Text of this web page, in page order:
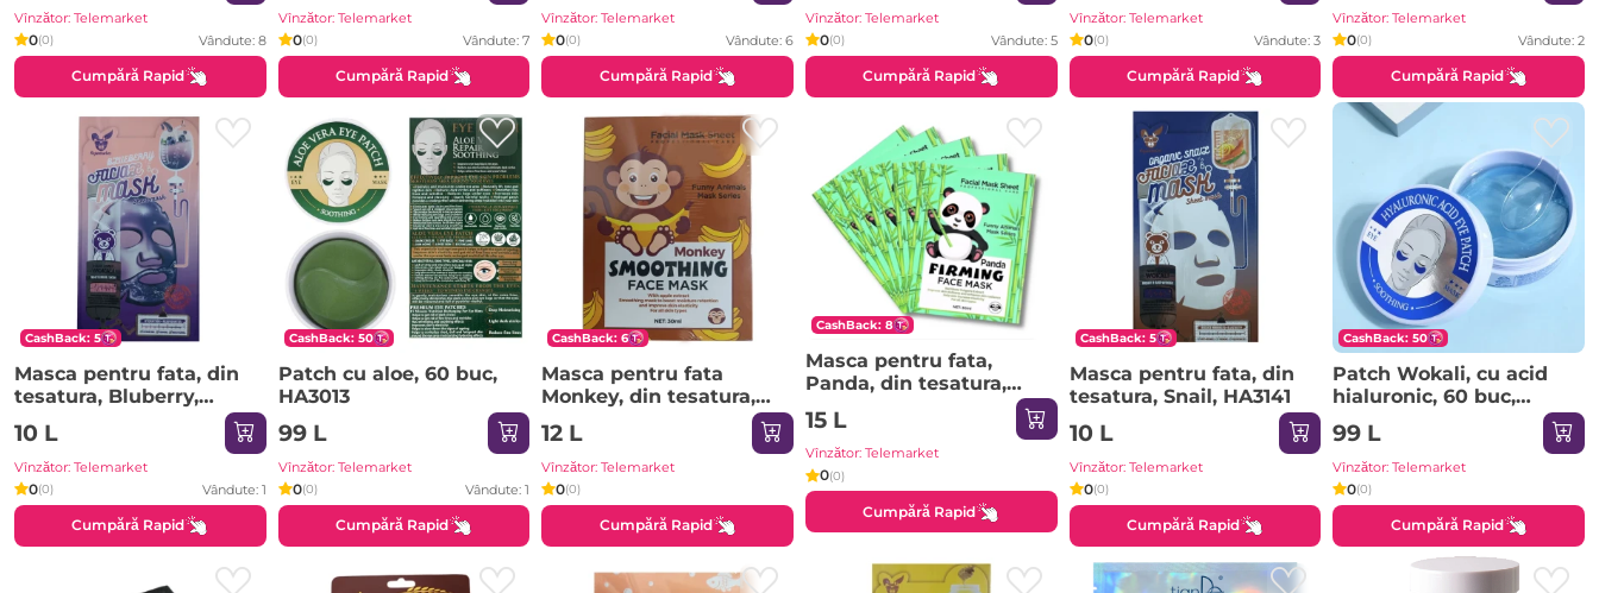
Vînzător: Telemarket
0(0) Vândute: 8
Cumpără Rapid
Vînzător: Telemarket
0(0) Vândute: 7
Cumpără Rapid
Vînzător: Telemarket
0(0) Vândute: 6
Cumpără Rapid
Vînzător: Telemarket
0(0) Vândute: 5
Cumpără Rapid
Vînzător: Telemarket
0(0) Vândute: 3
Cumpără Rapid
Vînzător: Telemarket
0(0) Vândute: 2
Cumpără Rapid
CashBack: 5
Masca pentru fata, din
tesatura, Bluberry,
HA3137
10 L
Vînzător: Telemarket
0(0) Vândute: 1
Cumpără Rapid
CashBack: 50
Patch cu aloe, 60 buc,
HA3013
99 L
Vînzător: Telemarket
0(0) Vândute: 1
Cumpără Rapid
CashBack: 6
Masca pentru fata
Monkey, din tesatura,
fortifianta, HA3039
12 L
Vînzător: Telemarket
0(0)
Cumpără Rapid
CashBack: 8
Masca pentru fata,
Panda, din tesatura,
intarire, HA3041
15 L
Vînzător: Telemarket
0(0)
Cumpără Rapid
CashBack: 5
Masca pentru fata, din
tesatura, Snail, HA3141
10 L
Vînzător: Telemarket
0(0)
Cumpără Rapid
CashBack: 50
Patch Wokali, cu acid
hialuronic, 60 buc,
HA3014
99 L
Vînzător: Telemarket
0(0)
Cumpără Rapid